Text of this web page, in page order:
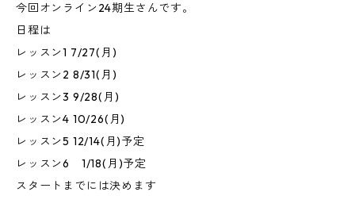
今回オンライン24期生さんです。
日程は
レッスン1 7/27(月)
レッスン2 8/31(月)
レッスン3 9/28(月)
レッスン4 10/26(月)
レッスン5 12/14(月)予定
レッスン6 1/18(月)予定
スタートまでには決めます